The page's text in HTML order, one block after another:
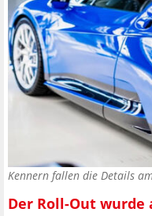
Kennern fallen die Details
Der Roll-Out